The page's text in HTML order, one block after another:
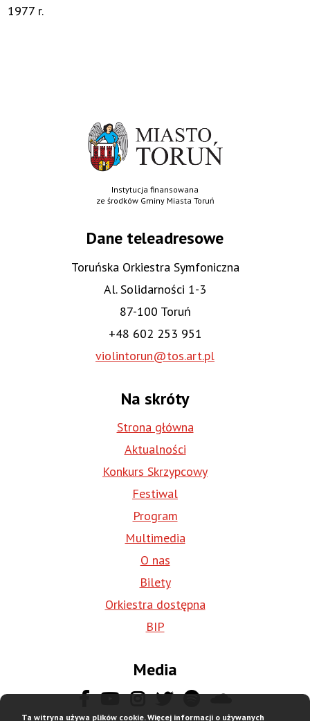
Ta witryna używa plików cookie. Więcej informacji o używanych
1977 r.
Instytucja finansowana
ze środków Gminy Miasta Toruń
Dane teleadresowe
Toruńska Orkiestra Symfoniczna
Al. Solidarności 1-3
87-100 Toruń
+48 602 253 951
violintorun@tos.art.pl
Na skróty
Strona główna
Aktualności
Konkurs Skrzypcowy
Festiwal
Program
Multimedia
O nas
Bilety
Orkiestra dostępna
BIP
Media